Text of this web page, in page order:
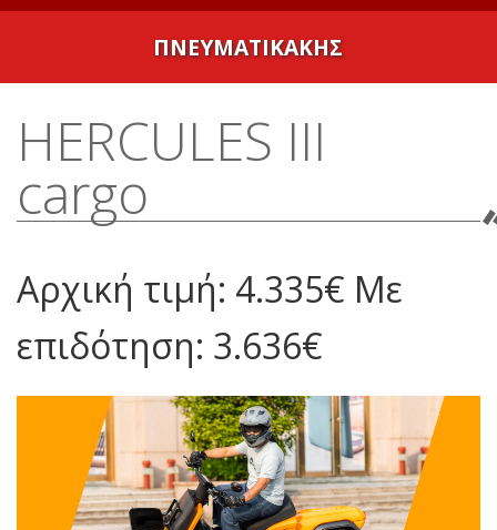
ΠΝΕΥΜΑΤΙΚΑΚΗΣ
Η εταιρεία
SYM
Daytona
Kovemoto
Τιμοκατάλογος
Χρηματοδότηση
Νέα
HERCULES III
cargo
Αρχική τιμή: 4.335€ Με
επιδότηση: 3.636€